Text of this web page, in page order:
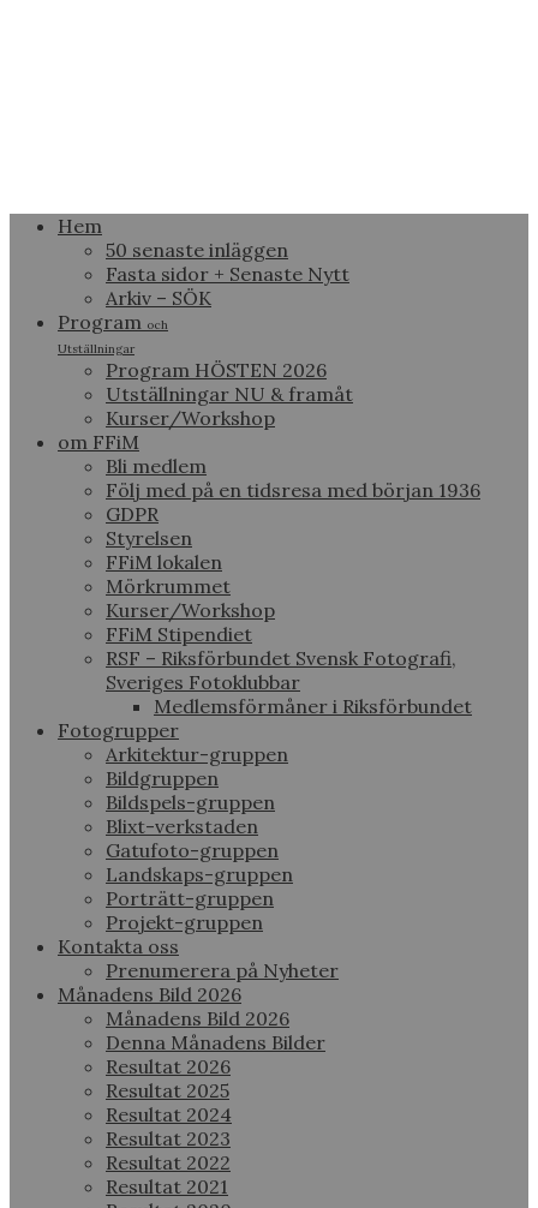
Hem
50 senaste inläggen
Fasta sidor + Senaste Nytt
Arkiv – SÖK
Program och
Utställningar
Program HÖSTEN 2026
Utställningar NU & framåt
Kurser/Workshop
om FFiM
Bli medlem
Följ med på en tidsresa med början 1936
GDPR
Styrelsen
FFiM lokalen
Mörkrummet
Kurser/Workshop
FFiM Stipendiet
RSF – Riksförbundet Svensk Fotografi,
Sveriges Fotoklubbar
Medlemsförmåner i Riksförbundet
Fotogrupper
Arkitektur-gruppen
Bildgruppen
Bildspels-gruppen
Blixt-verkstaden
Gatufoto-gruppen
Landskaps-gruppen
Porträtt-gruppen
Projekt-gruppen
Kontakta oss
Prenumerera på Nyheter
Månadens Bild 2026
Månadens Bild 2026
Denna Månadens Bilder
Resultat 2026
Resultat 2025
Resultat 2024
Resultat 2023
Resultat 2022
Resultat 2021